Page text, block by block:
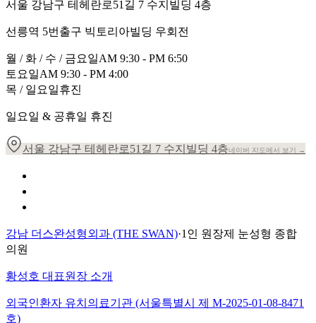
서울 강남구 테헤란로51길 7 수지빌딩 4층
선릉역 5번출구 빅토리아빌딩 우회전
월 / 화 / 수 / 금요일AM 9:30 - PM 6:50
토요일AM 9:30 - PM 4:00
목 / 일요일휴진
일요일 & 공휴일 휴진
서울 강남구 테헤란로51길 7 수지빌딩 4층네이버 지도에서 보기 →
강남 더스완성형외과 (THE SWAN)·1인 원장제 눈성형 종합
의원
황성호 대표원장 소개
외국인환자 유치의료기관 (서울특별시 제 M-2025-01-08-8471
호)